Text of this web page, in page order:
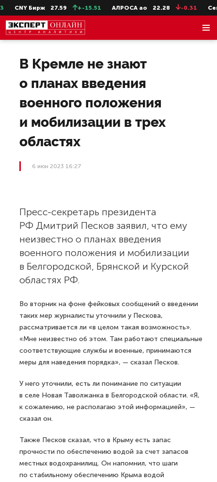
CNY Бирж 27.59 +-15.51 АЛРОСА ао 22.28 -0.31
В Кремле не знают
о планах введения
военного положения
и мобилизации в трех
областях
6 июн 2023 16:27
Пресс-секретарь президента
РФ Дмитрий Песков заявил, что ему
неизвестно о планах введения
военного положения и мобилизации
в Белгородской, Брянской и Курской
областях РФ.
Во вторник на фоне фейковых сообщений о введении
таких мер журналисты уточнили у Пескова,
рассматривается ли «в целом такая возможность».
«Мне неизвестно об этом. Там работают специальные
соответствующие службы и военные, принимаются
меры для наведения порядка», — сказал Песков.
У него уточнили, есть ли понимание по ситуации
в селе Новая Таволжанка в Белгородской области. «Я,
к сожалению, не располагаю этой информацией», —
сказал он.
Также Песков сказал, что в Крыму есть запас
прочности по обеспечению водой за счет запасов
местных водохранилищ. Он напомнил, что шаги
по стабильному обеспечению Крыма водой